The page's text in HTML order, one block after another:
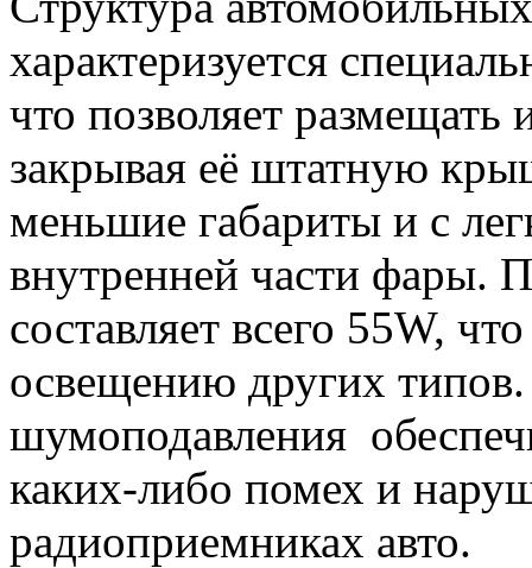
характеризуется
что позволяет
закрывая её штатную
меньшие габариты и с
внутренней части фары.
составляет всего 55W,
освещению других
шумоподавления
каких-либо помех и
радиоприемниках авто.